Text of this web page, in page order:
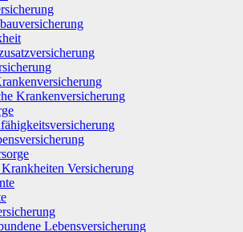
Krankenversicherung
Versicherung
Lebensversicherung